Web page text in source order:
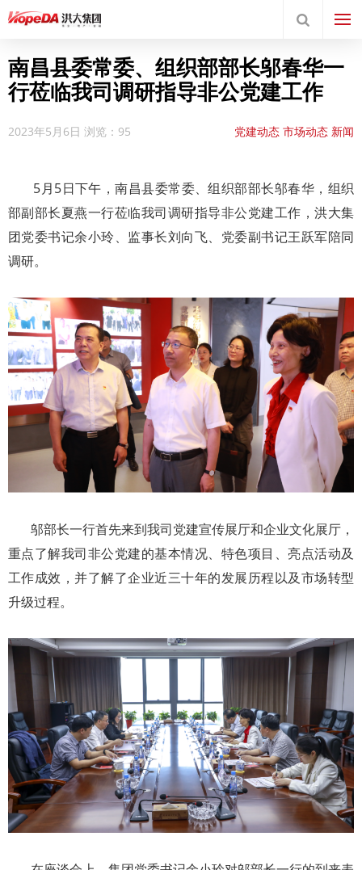
南昌县委常委、组织部部长邬春华一
行莅临我司调研指导非公党建工作
2023年5月6日 浏览：95 党建动态 市场动态 新闻
5月5日下午，南昌县委常委、组织部部长邬春华，组织
部副部长夏燕一行莅临我司调研指导非公党建工作，洪大集
团党委书记余小玲、监事长刘向飞、党委副书记王跃军陪同
调研。
邬部长一行首先来到我司党建宣传展厅和企业文化展厅，
重点了解我司非公党建的基本情况、特色项目、亮点活动及
工作成效，并了解了企业近三十年的发展历程以及市场转型
升级过程。